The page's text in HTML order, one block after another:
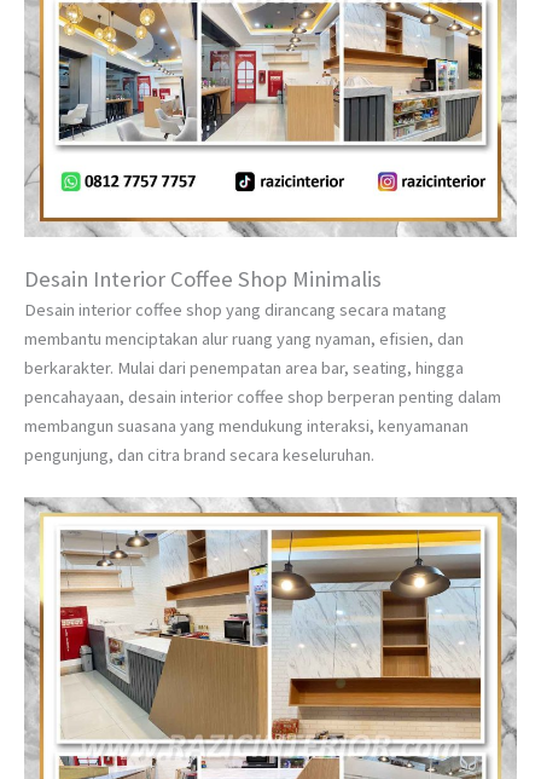
Desain Interior Coffee Shop Minimalis
Desain interior coffee shop yang dirancang secara matang
membantu menciptakan alur ruang yang nyaman, efisien, dan
berkarakter. Mulai dari penempatan area bar, seating, hingga
pencahayaan, desain interior coffee shop berperan penting dalam
membangun suasana yang mendukung interaksi, kenyamanan
pengunjung, dan citra brand secara keseluruhan.